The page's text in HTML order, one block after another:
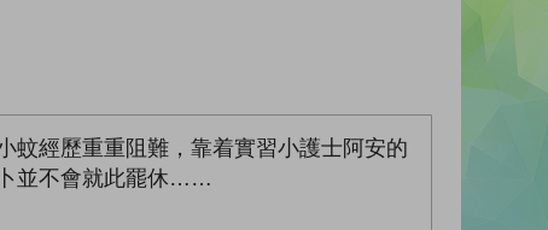
蚊經歷重重阻難，靠着實習小護士阿安的
卜並不會就此罷休……